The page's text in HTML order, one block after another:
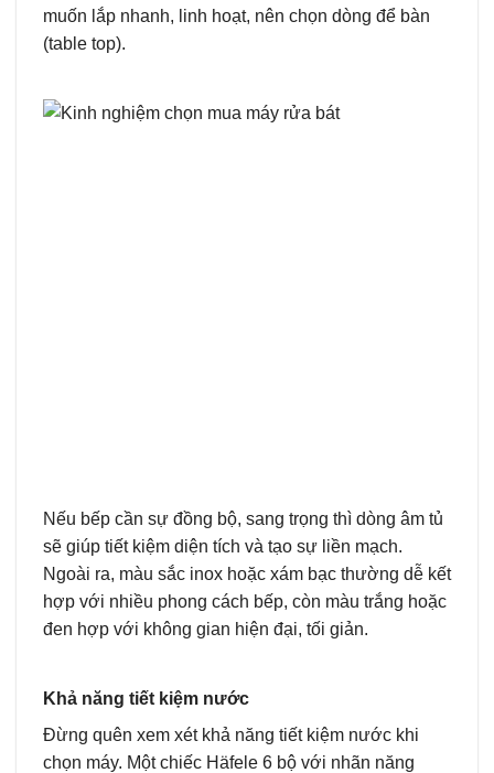
muốn lắp nhanh, linh hoạt, nên chọn dòng để bàn
(table top).
Nếu bếp cần sự đồng bộ, sang trọng thì dòng âm tủ
sẽ giúp tiết kiệm diện tích và tạo sự liền mạch.
Ngoài ra, màu sắc inox hoặc xám bạc thường dễ kết
hợp với nhiều phong cách bếp, còn màu trắng hoặc
đen hợp với không gian hiện đại, tối giản.
Khả năng tiết kiệm nước
Đừng quên xem xét khả năng tiết kiệm nước khi
chọn máy. Một chiếc Häfele 6 bộ với nhãn năng